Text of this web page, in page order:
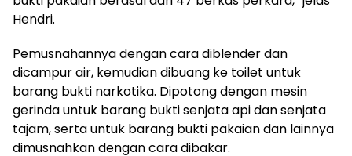
Hendri.
Pemusnahannya dengan cara diblender dan
dicampur air, kemudian dibuang ke toilet untuk
barang bukti narkotika. Dipotong dengan mesin
gerinda untuk barang bukti senjata api dan senjata
tajam, serta untuk barang bukti pakaian dan lainnya
dimusnahkan dengan cara dibakar.